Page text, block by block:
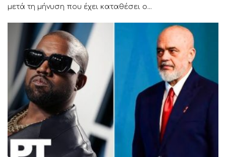
μετά τη μήνυση που έχει καταθέσει ο...